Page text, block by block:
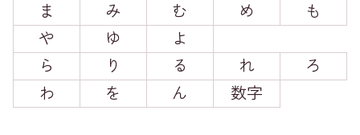
ま
み む め
も
や
ゆ
よ
ら
り る れ
ろ
わ
を ん 数字